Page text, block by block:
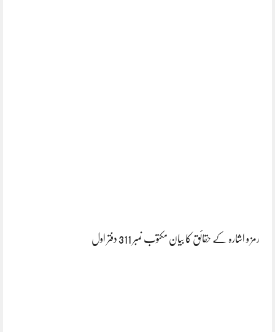
رمز و اشارہ کے حقائق کا بیان مکتوب نمبر 311 دفتر اول